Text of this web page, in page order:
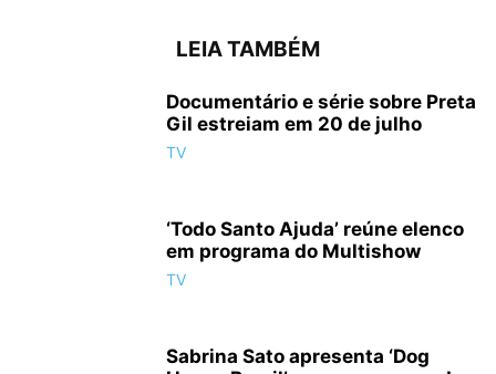
LEIA TAMBÉM
Documentário e série sobre Preta
Gil estreiam em 20 de julho
TV
‘Todo Santo Ajuda’ reúne elenco
em programa do Multishow
TV
Sabrina Sato apresenta ‘Dog